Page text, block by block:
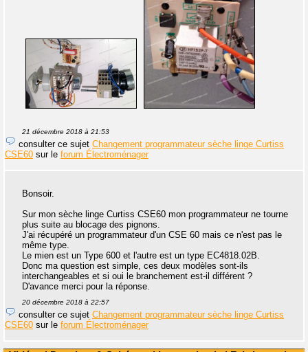
21 décembre 2018 à 21:53
consulter ce sujet Changement programmateur sèche linge Curtiss
CSE60 sur le forum Électroménager
Bonsoir.
Sur mon sèche linge Curtiss CSE60 mon programmateur ne tourne
plus suite au blocage des pignons.
J'ai récupéré un programmateur d'un CSE 60 mais ce n'est pas le
même type.
Le mien est un Type 600 et l'autre est un type EC4818.02B.
Donc ma question est simple, ces deux modèles sont-ils
interchangeables et si oui le branchement est-il différent ?
D'avance merci pour la réponse.
20 décembre 2018 à 22:57
consulter ce sujet Changement programmateur sèche linge Curtiss
CSE60 sur le forum Électroménager